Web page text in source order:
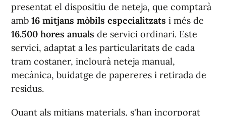
presentat el dispositiu de neteja, que comptarà
amb 16 mitjans mòbils especialitzats i més de
16.500 hores anuals de servici ordinari. Este
servici, adaptat a les particularitats de cada
tram costaner, inclourà neteja manual,
mecànica, buidatge de papereres i retirada de
residus.
Quant als mitjans materials, s'han incorporat